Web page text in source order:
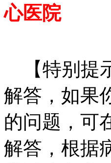
心医院
【特别提
解答，如果
的问题，可
解答，根据